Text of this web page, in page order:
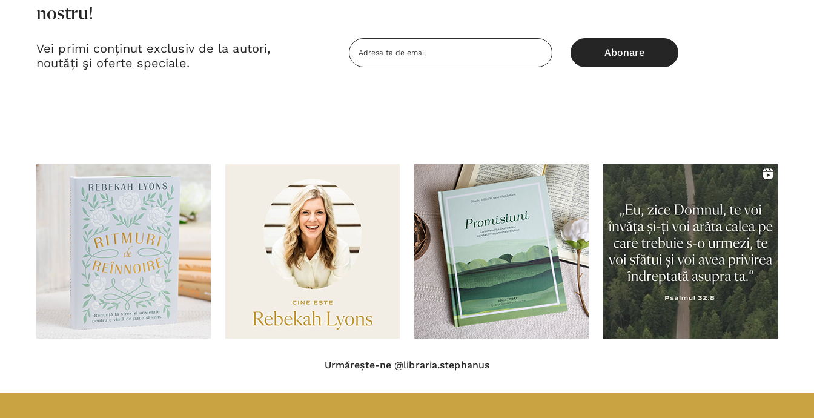
nostru!
Vei primi conținut exclusiv de la autori,
noutăți şi oferte speciale.
Adresa
Email
Urmărește-ne @libraria.stephanus